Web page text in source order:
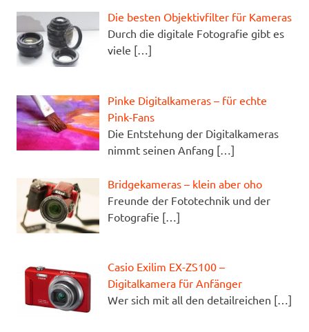
Die besten Objektivfilter für Kameras
Durch die digitale Fotografie gibt es
viele […]
Pinke Digitalkameras – für echte
Pink-Fans
Die Entstehung der Digitalkameras
nimmt seinen Anfang […]
Bridgekameras – klein aber oho
Freunde der Fototechnik und der
Fotografie […]
Casio Exilim EX-ZS100 –
Digitalkamera für Anfänger
Wer sich mit all den detailreichen […]